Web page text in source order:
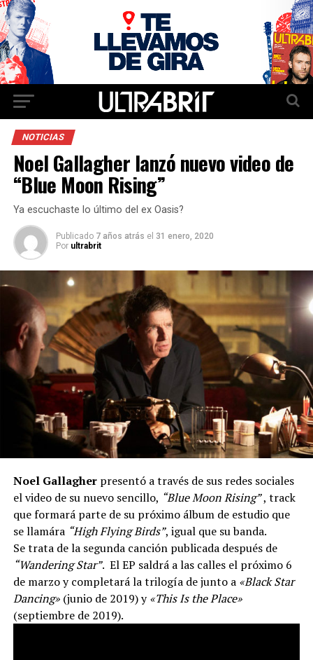
NOTICIAS
Noel Gallagher lanzó nuevo video de
“Blue Moon Rising”
Ya escuchaste lo último del ex Oasis?
Publicado 7 años atrás el 31 enero, 2020
Por ultrabrit
Noel Gallagherpresentó a través de sus redes sociales
el video de su nuevo sencillo, “Blue Moon Rising”, track
que formará parte de su próximo álbum de estudio que
se llamára “High Flying Birds”, igual que su banda.
Se trata de la segunda canción publicada después de
“Wandering Star”. El EP saldrá a las calles el próximo 6
de marzo y completará la trilogía de junto a «Black Star
Dancing»(junio de 2019) y«This Is the Place»
(septiembre de 2019).